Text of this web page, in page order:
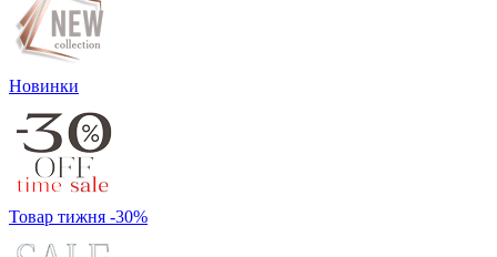
Новинки
Товар тижня -30%